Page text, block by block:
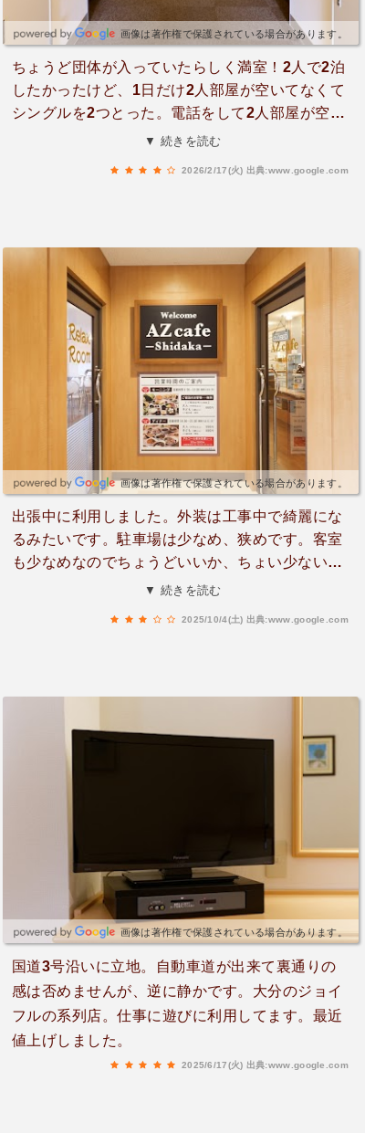
画像は著作権で保護されている場合があります。
ちょうど団体が入っていたらしく満室！2人で2泊
したかったけど、1日だけ2人部屋が空いてなくて
シングルを2つとった。電話をして2人部屋が空い
たら変更してくれとお願いしていたら電話がかか
なかったので電話で聞いた。お部屋は激狭。廊下
の声も筒抜けでうるさいうるさい。ユニットバス
は半乾きの匂い。まー安いしビジネスはこんなも
のか。朝食バイキングは左から右に進むだけだか
ら行列。品数少ないけど、まーまーだった^^2日
目ホテルに戻ったら、またお金を払わされそうに
なった笑 昨日支払ってますって伝えたらOKだっ
たけど、ちゃんと共有して笑。
▼ 続きを読む
2026/2/17(火) 出典:www.google.com
画像は著作権で保護されている場合があります。
出張中に利用しました。外装は工事中で綺麗にな
るみたいです。駐車場は少なめ、狭めです。客室
も少なめなのでちょうどいいか、ちょい少ない感
じです。夕食、朝食を食べました。種類もあり助
▼ 続きを読む
2025/10/4(土) 出典:www.google.com
画像は著作権で保護されている場合があります。
国道3号沿いに立地。自動車道が出来て裏通りの
感は否めませんが、逆に静かです。大分のジョイ
フルの系列店。仕事に遊びに利用してます。最近
値上げしました。
2025/6/17(火) 出典:www.google.com